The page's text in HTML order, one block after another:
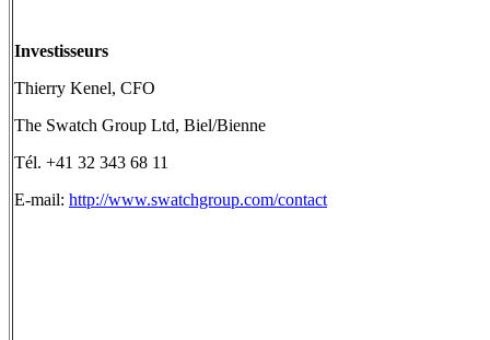
Investisseurs
Thierry Kenel, CFO
The Swatch Group Ltd, Biel/Bienne
Tél. +41 32 343 68 11
E-mail: http://www.swatchgroup.com/contact